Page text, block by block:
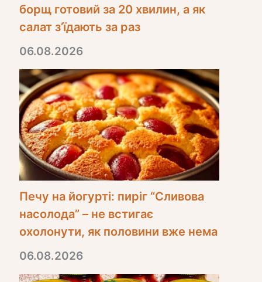
борщ готовий за 20 хвилин, а як
салат з’їдають за раз
06.08.2026
Печу на йогурті: пиріг “Сливова
насолода” – не встигає
охолонути, як половини вже нема
06.08.2026